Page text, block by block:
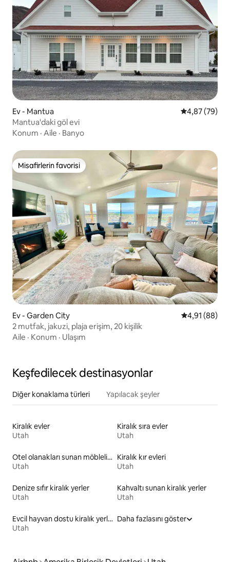
Ev - Mantua 5 üzerinden
4,87 (79)
Mantua'daki göl evi
Konum · Aile · Banyo
Misafirlerin favorisi
Misafirlerin favorisi
Ev - Garden City 5 üzerinden
4,91 (88)
2 mutfak, jakuzi, plaja erişim, 20 kişilik
Aile · Konum · Ulaşım
Keşfedilecek destinasyonlar
Diğer konaklama türleri Yapılacak şeyler
Kiralık evler
Utah
Kiralık sıra evler
Utah
Otel olanakları sunan möbleli kiralık yerler
Utah
Kiralık kır evleri
Utah
Denize sıfır kiralık yerler
Utah
Kahvaltı sunan kiralık yerler
Utah
Evcil hayvan dostu kiralık yerler
Utah
Daha fazlasını göster